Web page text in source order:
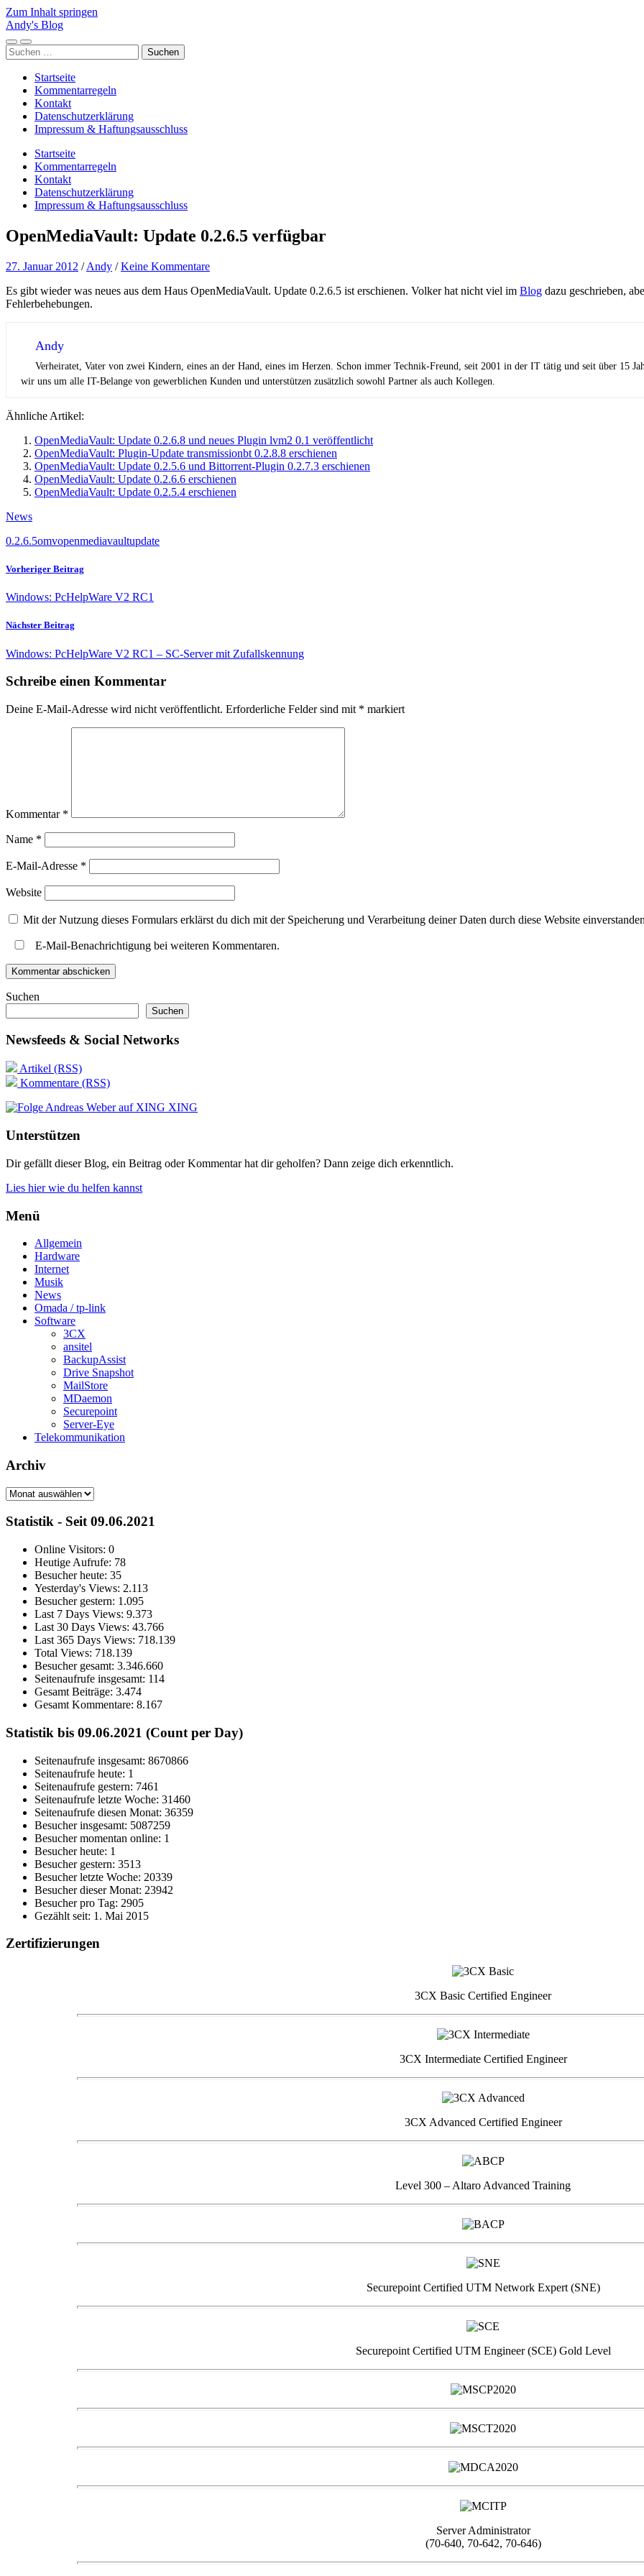
Zum Inhalt springen
Andy's Blog
Mobile-
Menü
Suchfeld
ein-/ausblenden
Suchen
nach:
Startseite
Kommentarregeln
Kontakt
Datenschutzerklärung
Impressum & Haftungsausschluss
Startseite
Kommentarregeln
Kontakt
Datenschutzerklärung
Impressum & Haftungsausschluss
OpenMediaVault: Update 0.2.6.5 verfügbar
27. Januar 2012 /Andy /Keine Kommentare
Es gibt wieder was neues aus dem Haus OpenMediaVault. Update 0.2.6.5 ist erschienen. Volker hat nicht viel im Blog dazu geschrieben,
Fehlerbehebungen.
Andy
Verheiratet, Vater von zwei Kindern, eines an der Hand, eines im Herzen. Schon immer Technik-Freund, seit 2001 in der IT tätig und seit über 15
wir uns um alle IT-Belange von gewerblichen Kunden und unterstützen zusätzlich sowohl Partner als auch Kollegen.
Ähnliche Artikel:
OpenMediaVault: Update 0.2.6.8 und neues Plugin lvm2 0.1 veröffentlicht
OpenMediaVault: Plugin-Update transmissionbt 0.2.8.8 erschienen
OpenMediaVault: Update 0.2.5.6 und Bittorrent-Plugin 0.2.7.3 erschienen
OpenMediaVault: Update 0.2.6.6 erschienen
OpenMediaVault: Update 0.2.5.4 erschienen
News
0.2.6.5omvopenmediavaultupdate
Vorheriger Beitrag
Windows: PcHelpWare V2 RC1
Nächster Beitrag
Windows: PcHelpWare V2 RC1 – SC-Server mit Zufallskennung
Schreibe einen Kommentar
Deine E-Mail-Adresse wird nicht veröffentlicht. Erforderliche Felder sind mit * markiert
Kommentar *
Name *
E-Mail-Adresse *
Website
Mit der Nutzung dieses Formulars erklärst du dich mit der Speicherung und Verarbeitung deiner Daten durch diese Website
E-Mail-Benachrichtigung bei weiteren Kommentaren.
Suchen
Suchen
Newsfeeds & Social Networks
Artikel (RSS)
Kommentare (RSS)
XING
Unterstützen
Dir gefällt dieser Blog, ein Beitrag oder Kommentar hat dir geholfen? Dann zeige dich erkenntlich.
Lies hier wie du helfen kannst
Menü
Allgemein
Hardware
Internet
Musik
News
Omada / tp-link
Software
3CX
ansitel
BackupAssist
Drive Snapshot
MailStore
MDaemon
Securepoint
Server-Eye
Telekommunikation
Archiv
Archiv
Statistik - Seit 09.06.2021
Online Visitors: 0
Heutige Aufrufe: 78
Besucher heute: 35
Yesterday's Views: 2.113
Besucher gestern: 1.095
Last 7 Days Views: 9.373
Last 30 Days Views: 43.766
Last 365 Days Views: 718.139
Total Views: 718.139
Besucher gesamt: 3.346.660
Seitenaufrufe insgesamt: 114
Gesamt Beiträge: 3.474
Gesamt Kommentare: 8.167
Statistik bis 09.06.2021 (Count per Day)
Seitenaufrufe insgesamt: 8670866
Seitenaufrufe heute: 1
Seitenaufrufe gestern: 7461
Seitenaufrufe letzte Woche: 31460
Seitenaufrufe diesen Monat: 36359
Besucher insgesamt: 5087259
Besucher momentan online: 1
Besucher heute: 1
Besucher gestern: 3513
Besucher letzte Woche: 20339
Besucher dieser Monat: 23942
Besucher pro Tag: 2905
Gezählt seit: 1. Mai 2015
Zertifizierungen
3CX Basic Certified Engineer
3CX Intermediate Certified Engineer
3CX Advanced Certified Engineer
Level 300 – Altaro Advanced Training
Securepoint Certified UTM Network Expert (SNE)
Securepoint Certified UTM Engineer (SCE) Gold Level
Server Administrator
(70-640, 70-642, 70-646)